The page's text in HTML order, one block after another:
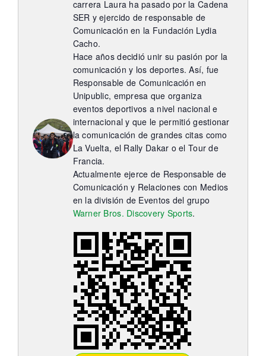
carrera Laura ha pasado por la Cadena
SER y ejercido de responsable de
Comunicación en la Fundación Lydia
Cacho.
Hace años decidió unir su pasión por la
comunicación y los deportes. Así, fue
Responsable de Comunicación en
Unipublic, empresa que organiza
eventos deportivos a nivel nacional e
internacional y que le permitió gestionar
la comunicación de grandes citas como
La Vuelta, el Rally Dakar o el Tour de
Francia.
Actualmente ejerce de Responsable de
Comunicación y Relaciones con Medios
en la división de Eventos del grupo
Warner Bros. Discovery Sports.